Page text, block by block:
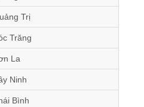
Trị
Trăng
La
Ninh
Bình